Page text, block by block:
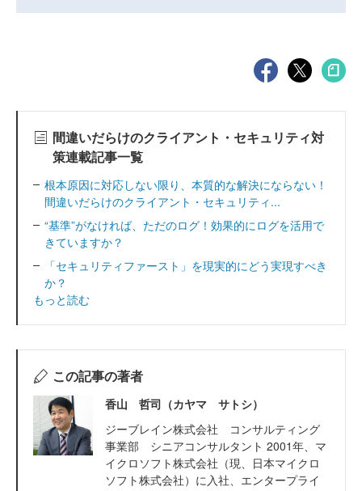
間違いだらけのクライアント・セキュリティ対
策連載記事一覧
根本原因に対応しない限り、本質的な解決にならない！
間違いだらけのクライアント・セキュリティ...
“基準”がなければ、ただのログ！効果的にログを活用で
きていますか？
「セキュリティファースト」を現実的にどう実現すべき
か？
もっと読む
この記事の著者
香山 哲司（カヤマ サトシ）
ジーブレイン株式会社 コンサルティング
事業部 シニアコンサルタント 2001年、マ
イクロソフト株式会社（現、日本マイクロ
ソフト株式会社）に入社、エンタープライ